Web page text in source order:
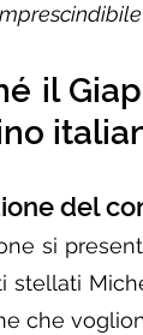
il
del
si
stellati
che